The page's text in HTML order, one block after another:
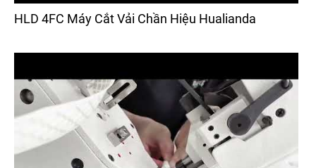
HLD 4FC Máy Cắt Vải Chần Hiệu Hualianda